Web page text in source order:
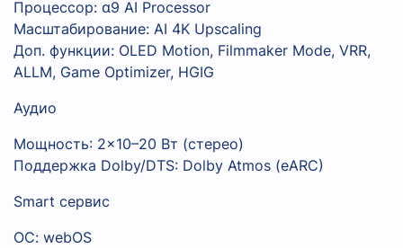
Процессор: α9 AI Processor
Масштабирование: AI 4K Upscaling
Доп. функции: OLED Motion, Filmmaker Mode, VRR,
ALLM, Game Optimizer, HGIG
Аудио
Мощность: 2×10–20 Вт (стерео)
Поддержка Dolby/DTS: Dolby Atmos (eARC)
Smart сервис
ОС: webOS